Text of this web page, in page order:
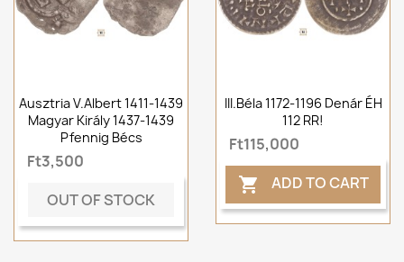
Ausztria V.Albert 1411-1439
Magyar Király 1437-1439
Pfennig Bécs
Ft3,500
OUT OF STOCK
III.Béla 1172-1196 Denár ÉH
112 RR!
Ft115,000
 ADD TO CART